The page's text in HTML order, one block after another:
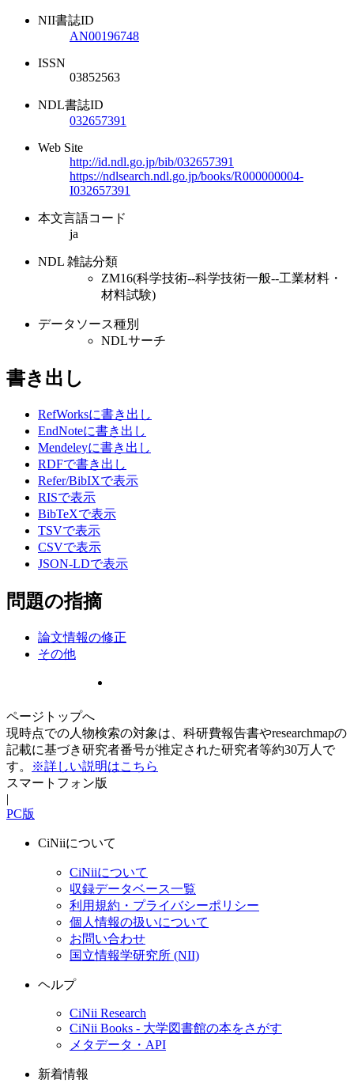
NII書誌ID
AN00196748
ISSN
03852563
NDL書誌ID
032657391
Web Site
http://id.ndl.go.jp/bib/032657391
https://ndlsearch.ndl.go.jp/books/R000000004-
I032657391
本文言語コード
ja
NDL 雑誌分類
ZM16(科学技術--科学技術一般--工業材料・
材料試験)
データソース種別
NDLサーチ
書き出し
RefWorksに書き出し
EndNoteに書き出し
Mendeleyに書き出し
RDFで書き出し
Refer/BibIXで表示
RISで表示
BibTeXで表示
TSVで表示
CSVで表示
JSON-LDで表示
問題の指摘
論文情報の修正
その他
ページトップへ
現時点での人物検索の対象は、科研費報告書やresearchmapの
記載に基づき研究者番号が推定された研究者等約30万人で
す。
※詳しい説明はこちら
スマートフォン版
|
PC版
CiNiiについて
CiNiiについて
収録データベース一覧
利用規約・プライバシーポリシー
個人情報の扱いについて
お問い合わせ
国立情報学研究所 (NII)
ヘルプ
CiNii Research
CiNii Books - 大学図書館の本をさがす
メタデータ・API
新着情報